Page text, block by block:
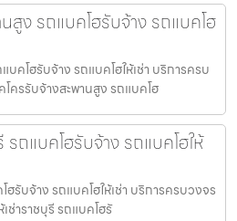
สูง รถแบคโฮรับจ้าง รถแบคโฮ
คโฮรับจ้าง รถแบคโฮให้เช่า บริการครบ
ครรับจ้างสะพานสูง รถแบคโฮ
รถแบคโฮรับจ้าง รถแบคโฮให้
ฮรับจ้าง รถแบคโฮให้เช่า บริการครบวงจร
ช่าราชบุรี รถแบคโฮรั